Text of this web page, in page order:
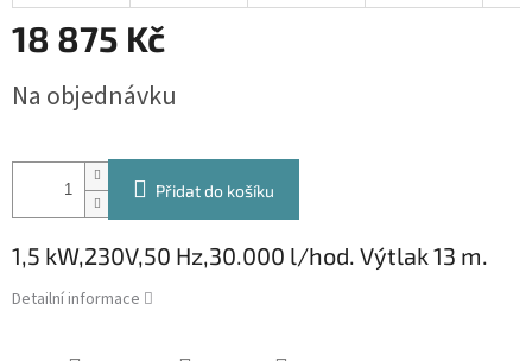
18 875 Kč
cena:
Na objednávku
Přidat do košíku
1,5 kW,230V,50 Hz,30.000 l/hod. Výtlak 13 m.
Detailní informace